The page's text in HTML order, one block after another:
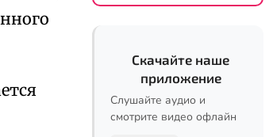
Скачайте наше
приложение
Слушайте аудио и
смотрите видео офлайн